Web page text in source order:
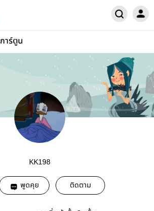
การ์ตูน
KK198
พูดคุย ติดตาม